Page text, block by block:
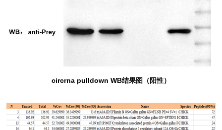
circrna pulldown WB结果图（阳性）